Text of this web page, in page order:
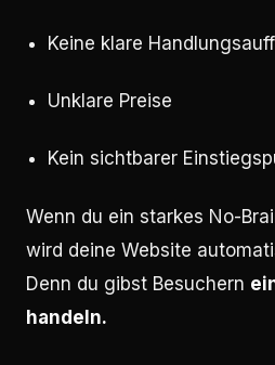
Keine klare
Unklare Preise
Kein sichtbarer
Wenn du ein starkes No-
wird deine Website
Denn du gibst Besuchern
handeln.